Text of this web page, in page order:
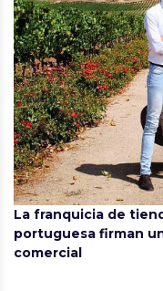
La franquicia de
portuguesa firman
comercial